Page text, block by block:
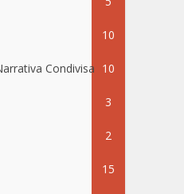
10
Condivisa 10
3
2
15